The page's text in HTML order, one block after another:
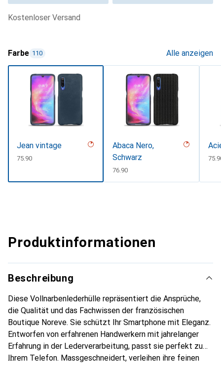
kostenloser Versand
Farbe 110 Alle anzeigen
Jean vintage
CHF
75.90
Abaca Nero,
Schwarz
CHF
76.90
CHF
Produktinformationen
Beschreibung
Diese Vollnarbenlederhülle repräsentiert die Ansprüche,
die Qualität und das Fachwissen der französischen
Boutique Noreve. Sie schützt Ihr Smartphone mit Eleganz.
Entworfen von erfahrenen Handwerkern mit jahrelanger
Erfahrung in der Lederverarbeitung, passt sie perfekt zu
Ihrem Telefon. Massgeschneidert, verleihen ihre feinen